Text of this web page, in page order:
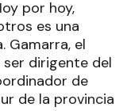
por hoy,
es una
Gamarra, el
dirigente del
de
de la provincia